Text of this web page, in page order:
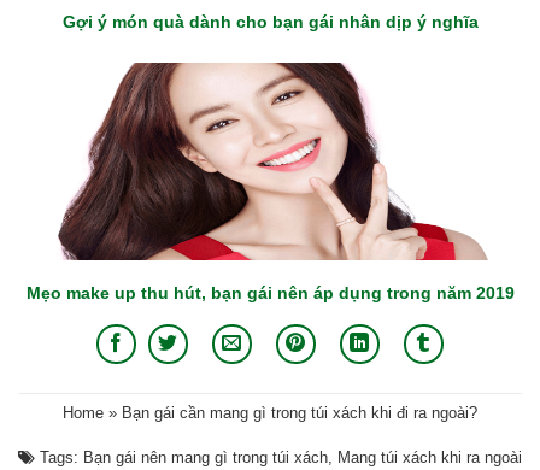
Gợi ý món quà dành cho bạn gái nhân dịp ý nghĩa
Mẹo make up thu hút, bạn gái nên áp dụng trong năm 2019
Home » Bạn gái cần mang gì trong túi xách khi đi ra ngoài?
Tags: Bạn gái nên mang gì trong túi xách
Mang túi xách khi ra ngoài